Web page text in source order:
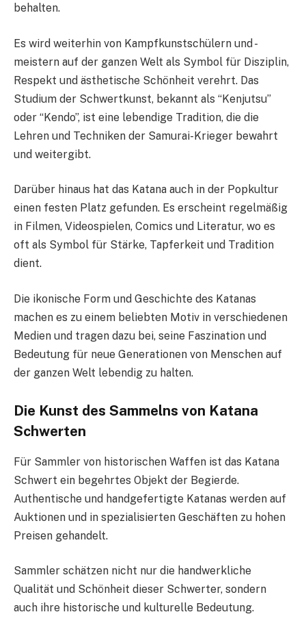
behalten.
Es wird weiterhin von Kampfkunstschülern und -
meistern auf der ganzen Welt als Symbol für Disziplin,
Respekt und ästhetische Schönheit verehrt. Das
Studium der Schwertkunst, bekannt als “Kenjutsu”
oder “Kendo”, ist eine lebendige Tradition, die die
Lehren und Techniken der Samurai-Krieger bewahrt
und weitergibt.
Darüber hinaus hat das Katana auch in der Popkultur
einen festen Platz gefunden. Es erscheint regelmäßig
in Filmen, Videospielen, Comics und Literatur, wo es
oft als Symbol für Stärke, Tapferkeit und Tradition
dient.
Die ikonische Form und Geschichte des Katanas
machen es zu einem beliebten Motiv in verschiedenen
Medien und tragen dazu bei, seine Faszination und
Bedeutung für neue Generationen von Menschen auf
der ganzen Welt lebendig zu halten.
Die Kunst des Sammelns von Katana
Schwerten
Für Sammler von historischen Waffen ist das Katana
Schwert ein begehrtes Objekt der Begierde.
Authentische und handgefertigte Katanas werden auf
Auktionen und in spezialisierten Geschäften zu hohen
Preisen gehandelt.
Sammler schätzen nicht nur die handwerkliche
Qualität und Schönheit dieser Schwerter, sondern
auch ihre historische und kulturelle Bedeutung.